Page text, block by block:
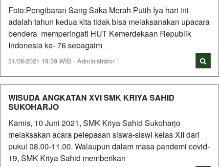
Foto:Pengibaran Sang Saka Merah Putih Iya hari ini
adalah tahun kedua kita tidak bisa melaksanakan upacara
bendera memperingati HUT Kemerdekaan Republik
Indonesia ke- 76 sebagaim
31/08/2021 19:39 WIB - Administrator
WISUDA ANGKATAN XVI SMK KRIYA SAHID
SUKOHARJO
Kamis, 10 Juni 2021, SMK Kriya Sahid Sukoharjo
melaksakan acara pelepasan siswa-siswi kelas XII dari
pukul 08.00-11.00. Walaupun dalam masa pandemi covid-
19, SMK Kriya Sahid memberikan